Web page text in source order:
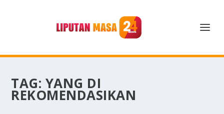
TAG: YANG DI
REKOMENDASIKAN